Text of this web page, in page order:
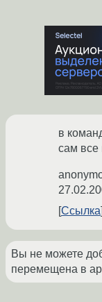
в
сам
Ссылка
Вы не можете
перемещена в